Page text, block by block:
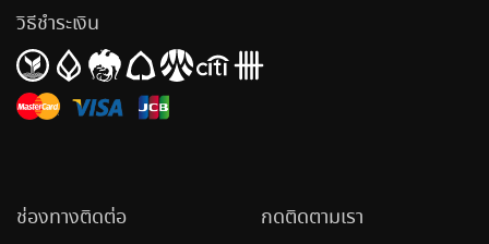
วิธีชำระเงิน
ช่องทางติดต่อ กดติดตามเรา